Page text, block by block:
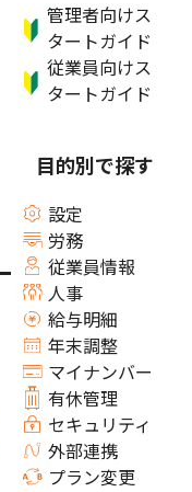
管理者向けス
タートガイド
従業員向けス
タートガイド
目的別で探す
設定
労務
従業員情報
人事
給与明細
年末調整
マイナンバー
有休管理
セキュリティ
外部連携
プラン変更